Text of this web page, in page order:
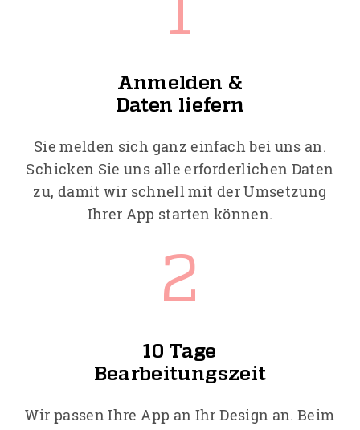
Anmelden &
Daten liefern
Sie melden sich ganz einfach bei uns an.
Schicken Sie uns alle erforderlichen Daten
zu, damit wir schnell mit der Umsetzung
Ihrer App starten können.
2
10 Tage
Bearbeitungszeit
Wir passen Ihre App an Ihr Design an. Beim